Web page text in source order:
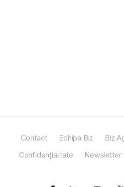
Contact Echipa Biz Biz
Confidențialitate
Newsletter